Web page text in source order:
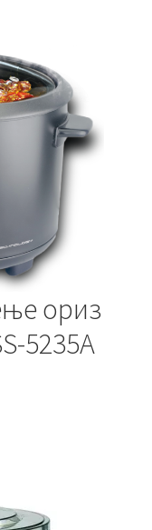
ориз
5235A